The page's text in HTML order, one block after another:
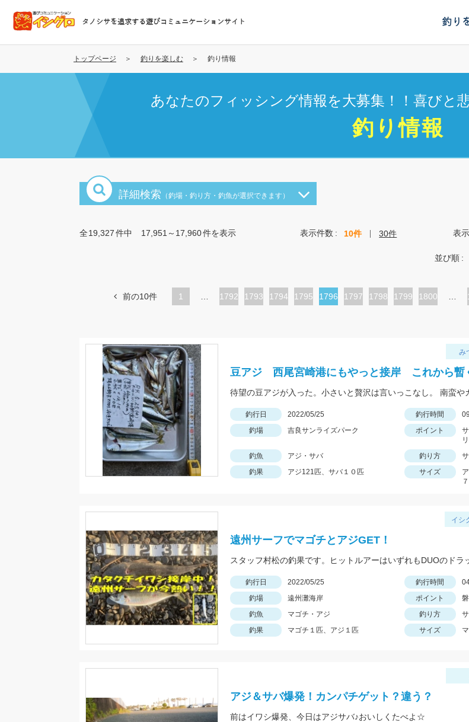
コ
テ
タノシサを追求する遊びコミュニケーションサイト 釣り
トップページ 釣りを楽しむ 釣り情報
あなたのフィッシング情報を大募集！！喜びと
釣り情報
詳細検索 （釣場・釣り方・釣魚が選択できます）
全19,327件中 17,951～17,960件を表示 表示件数 10件 30件 表
並び順
前の10件 1
ペ
1792
ペ
1793
ペ
1794
ペ
1795
カ
ペ
1796
ペ
1797
ペ
1798
ペ
1799
ペ
1800
み
豆アジ 西尾宮崎港にもやっと接岸 これから暫
釣行日 2022/05/25 釣行時間
釣場
吉良サンライズパーク ポイント
釣魚
アジ・サバ 釣り方
釣果
アジ121匹、サバ１０匹 サイズ
イシ
遠州サーフでマゴチとアジGET！
釣行日 2022/05/25 釣行時間
釣場
遠州灘海岸 ポイント
釣魚
マゴチ・アジ 釣り方
釣果
マゴチ１匹、アジ１匹 サイズ
アジ＆サバ爆発！カンパチゲット？違う？
前はイワシ爆発、今日はアジサバ♪おいしくたべよ☆